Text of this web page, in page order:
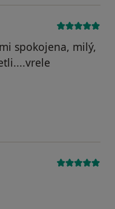
spokojena, milý,
MS